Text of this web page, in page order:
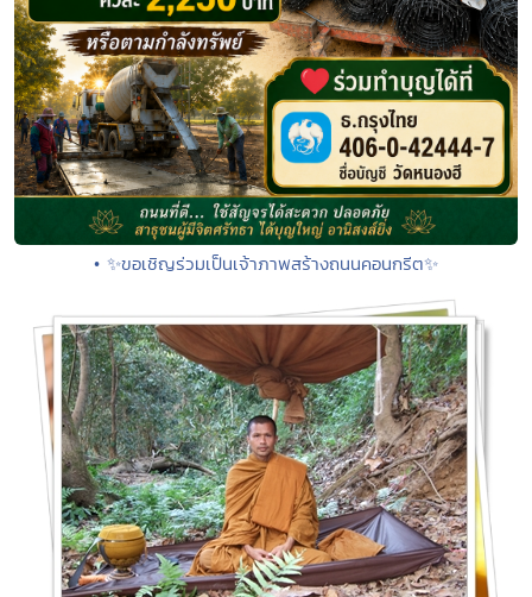
• ✨ขอเชิญร่วมเป็นเจ้าภาพสร้างถนนคอนกรีต✨